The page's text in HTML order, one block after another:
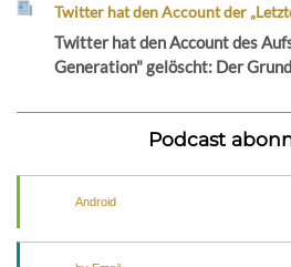
Twitter hat den Account der
Twitter hat den Account des
Generation" gelöscht: Der
Podcast
Android